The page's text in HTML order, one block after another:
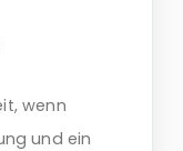
wenn
und ein